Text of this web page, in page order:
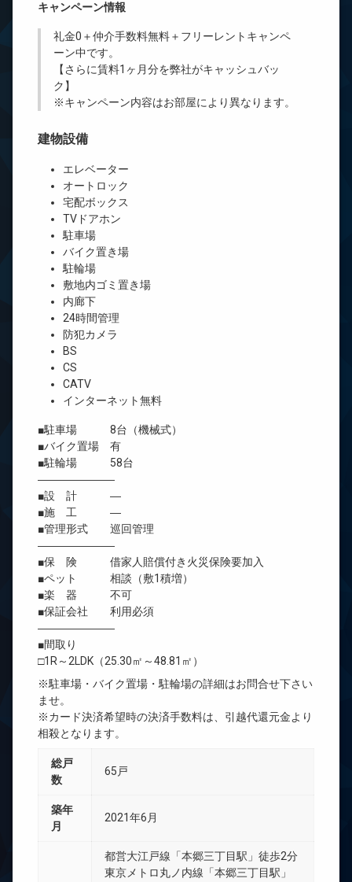
キャンペーン情報
礼金0 ＋仲介手数料無料＋ フリーレント キャンペ
ーン中です。
【さらに賃料1ヶ月分を弊社がキャッシュバッ
ク】
※キャンペーン内容はお部屋により異なります。
建物設備
エレベーター
オートロック
宅配ボックス
TVドアホン
駐車場
バイク置き場
駐輪場
敷地内ゴミ置き場
内廊下
24時間管理
防犯カメラ
BS
CS
CATV
インターネット無料
■駐車場 8台（機械式）
■バイク置場 有
■駐輪場 58台
―――――――
■設 計 ―
■施 工 ―
■管理形式 巡回管理
―――――――
■保 険 借家人賠償付き火災保険要加入
■ペット 相談（敷1積増）
■楽 器 不可
■保証会社 利用必須
―――――――
■間取り
□1R～2LDK（25.30㎡～48.81㎡）
※駐車場・バイク置場・駐輪場の詳細はお問合せ下さい
ませ。
※カード決済希望時の決済手数料は、引越代還元金より
相殺となります。
総戸
数
65戸
築年
月
2021年6月
都営大江戸線「本郷三丁目駅」徒歩2分
東京メトロ丸ノ内線「本郷三丁目駅」